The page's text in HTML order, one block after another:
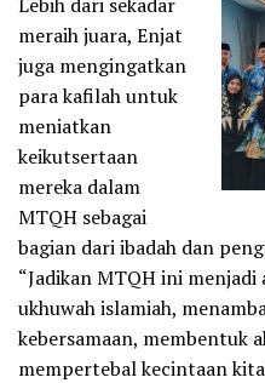
meraih juara, Enjat
juga mengingatkan
para kafilah untuk
meniatkan
keikutsertaan
mereka dalam
MTQH sebagai
bagian dari ibadah dan
“Jadikan MTQH ini
ukhuwah islamiah,
kebersamaan, membentuk
mempertebal kecintaan